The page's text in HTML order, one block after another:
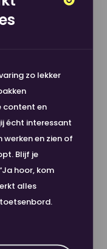
zo lekker
content en
écht interessant
en zien of
Blijf je
hoor, kom
alles
Martijn op
werken door de
ook op het
komt
kijken, en
uit kan laten
het gesprek